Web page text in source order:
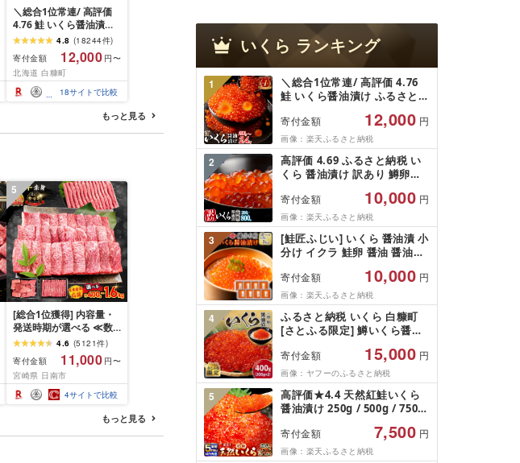
＼総合1位常連/ 高評価
4.76 鮭 いくら醤油漬け
ふるさと納税 いくら
200g / 400g / 800g /
1.6kg / 2.4kg 200g パッ
ク[選べる容量] 醤油漬け
海鮮 イクラ 小分け ふる
さと ランキング 人気 ギ
フト 高評価 ふるさと納
4.8 (18244件)
寄付金額
12,000 円〜
北海道 白糠町
18サイトで比較
もっと見る
5
[総合1位獲得] 内容量・
発送時期が選べる ≪数
量限定≫ 宮崎牛 赤身 ス
ライス 焼肉 国産 肉 牛肉
薄切り 黒毛和牛 A4 A5
人気 小分け 焼き肉 すき
焼き しゃぶしゃぶ 牛丼
BBQ ギフト 贈り物 おす
すめ 畜産農家応援 ミヤ
4.6 (5121件)
寄付金額
11,000 円〜
宮崎県 日南市
4サイトで比較
もっと見る
いくら ランキング
1
＼総合1位常連/ 高評価 4.76
鮭 いくら醤油漬け ふるさと納
/ 1.6kg / 2.4kg 200g パック
[選べる容量] 醤油漬け 海鮮 イ
クラ 小分け ふるさと ランキ
ング 人気 ギフト 高評価 ふる
さと納税 北海道 白糠町
寄付金額 12,000 円
画像：楽天ふるさと納税
2
高評価 4.69 ふるさと納税 い
くら 醤油漬け 訳あり 鱒卵
800g (200g×4p) 小分け 規格
外 小粒 ふるさと イクラ 高評
価 ランキング 人気 鱒いくら
濃厚 魚卵 海鮮 北海道 白糠町
寄付金額 10,000 円
画像：楽天ふるさと納税
3
[鮭匠ふじい] いくら 醤油漬 小
分け イクラ 鮭卵 醤油 醤油漬
鮮 北海道 根室市 ふるさと納
税
寄付金額 10,000 円
画像：楽天ふるさと納税
4
ふるさと納税 いくら 白糠町
[さとふる限定] 鱒いくら醤油
ック
寄付金額 15,000 円
画像：ヤフーのふるさと納税
5
高評価★4.4 天然紅鮭いくら
醤油漬け 250g / 500g / 750g
[選べる 容量] 鮭 いくら イク
ラ 魚卵 訳あり 規格外 小粒 海
寄付金額 7,500 円
画像：楽天ふるさと納税